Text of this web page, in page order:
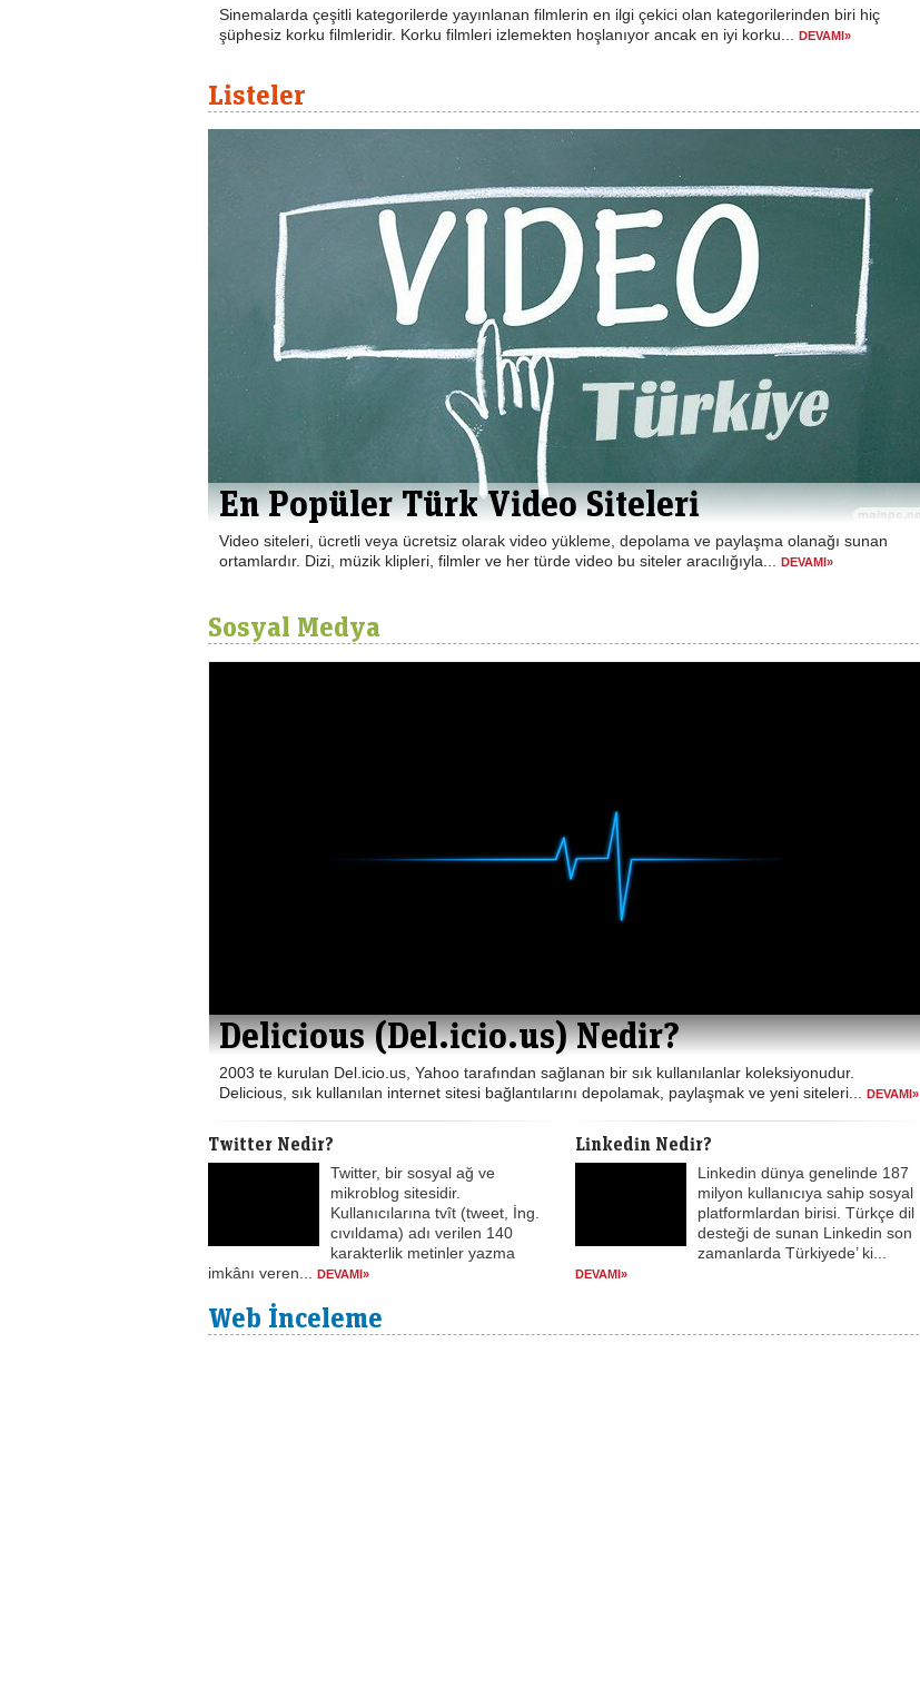
Sinemalarda çeşitli kategorilerde yayınlanan filmlerin en ilgi çekici olan kategorilerinden biri hiç
şüphesiz korku filmleridir. Korku filmleri izlemekten hoşlanıyor ancak en iyi korku...
DEVAMI»
Listeler
En Popüler Türk Video Siteleri
Video siteleri, ücretli veya ücretsiz olarak video yükleme, depolama ve paylaşma olanağı sunan
ortamlardır. Dizi, müzik klipleri, filmler ve her türde video bu siteler aracılığıyla...
DEVAMI»
Sosyal Medya
Delicious (Del.icio.us) Nedir?
2003 te kurulan Del.icio.us, Yahoo tarafından sağlanan bir sık kullanılanlar koleksiyonudur.
Delicious, sık kullanılan internet sitesi bağlantılarını depolamak, paylaşmak ve yeni siteleri...
DEVAMI»
Twitter Nedir?
Twitter, bir sosyal ağ ve
mikroblog sitesidir.
Kullanıcılarına tvît (tweet, İng.
cıvıldama) adı verilen 140
karakterlik metinler yazma
imkânı veren...
DEVAMI»
Linkedin Nedir?
Linkedin dünya genelinde 187
milyon kullanıcıya sahip sosyal
platformlardan birisi. Türkçe dil
desteği de sunan Linkedin son
zamanlarda Türkiyede’ ki...
DEVAMI»
Web İnceleme